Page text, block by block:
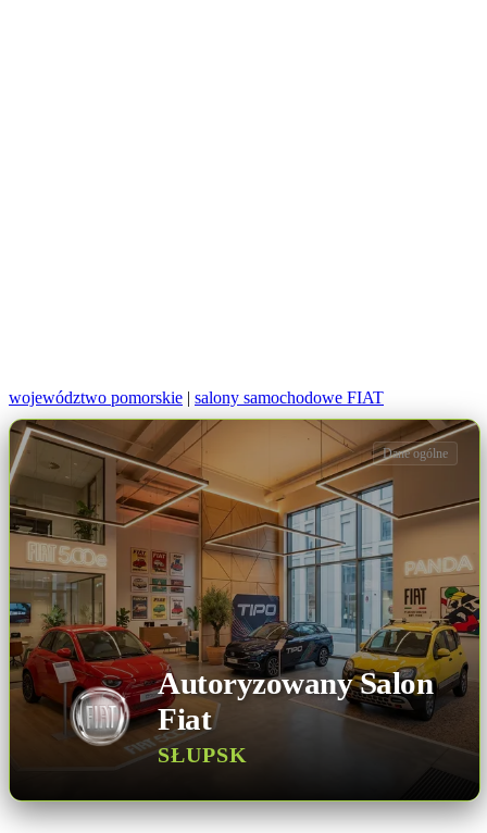
województwo pomorskie | salony samochodowe FIAT
Autoryzowany Salon
Fiat
SŁUPSK
Dane ogólne